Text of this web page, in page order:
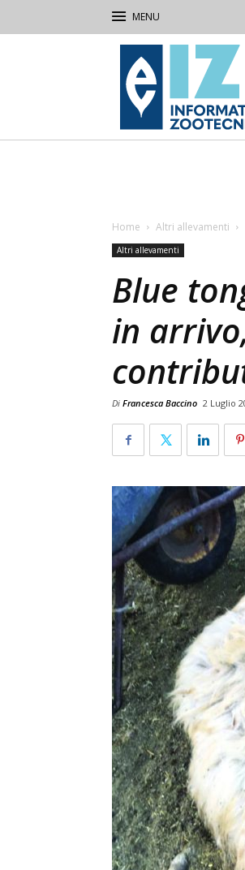
IZ
Informatore
Zootecnico
Home Altri allevamenti
Altri allevamenti
Blue
in
Di Francesca Baccino 2 Luglio